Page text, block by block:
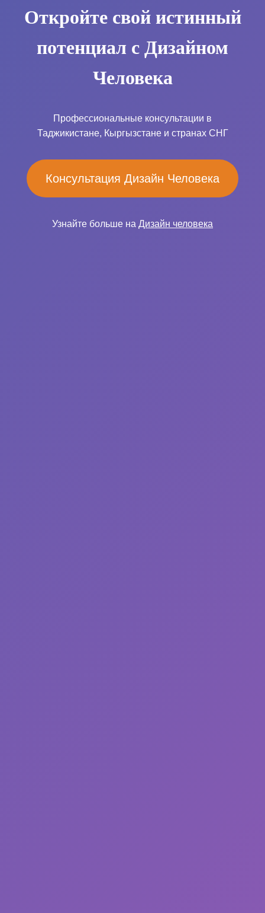
Откройте свой истинный
потенциал с Дизайном
Человека
Профессиональные консультации в
Таджикистане, Кыргызстане и странах СНГ
Консультация Дизайн Человека
Узнайте больше на Дизайн человека